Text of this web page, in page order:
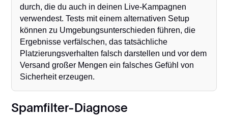
durch, die du auch in deinen Live-Kampagnen
verwendest. Tests mit einem alternativen Setup
können zu Umgebungsunterschieden führen, die
Ergebnisse verfälschen, das tatsächliche
Platzierungsverhalten falsch darstellen und vor dem
Versand großer Mengen ein falsches Gefühl von
Sicherheit erzeugen.
Spamfilter-Diagnose